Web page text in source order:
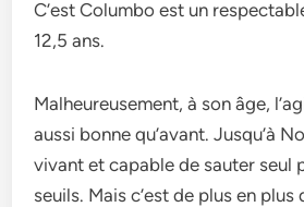
C’est Columbo est un
12,5 ans.
Malheureusement, à son âge,
aussi bonne qu’avant. Jusqu’à
vivant et capable de sauter seul
seuils. Mais c’est de plus en plus